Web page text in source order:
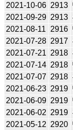
2021-10-06 2913
2021-09-29 2913
2021-08-11
2916
2021-07-28 2917
2021-07-21 2918
2021-07-14 2918
2021-07-07 2918
2021-06-23 2919
2021-06-09 2919
2021-06-02 2919
2021-05-12 2920